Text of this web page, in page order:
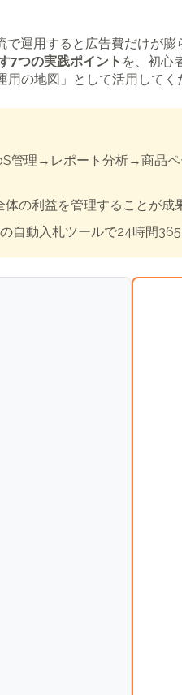
で運用すると広告費だけが膨
7つの実践ポイント を、初心
の地図」として活用してく
理→レポート分析→商品ペ
の利益を管理することが成
自動入札ツールで24時間